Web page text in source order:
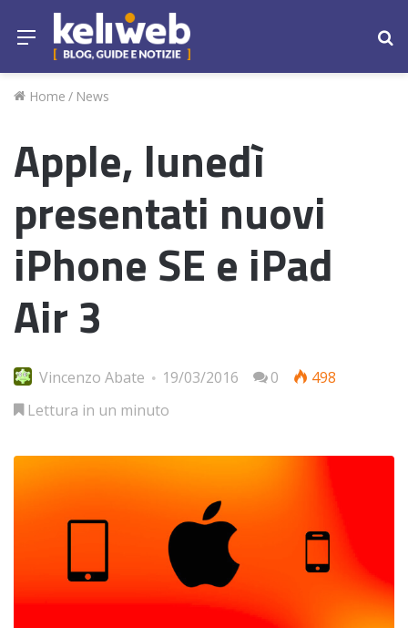
Menu
Home / News
Apple, lunedì
presentati nuovi
iPhone SE e iPad
Air 3
Vincenzo Abate 19/03/2016 0
498
Lettura in un minuto